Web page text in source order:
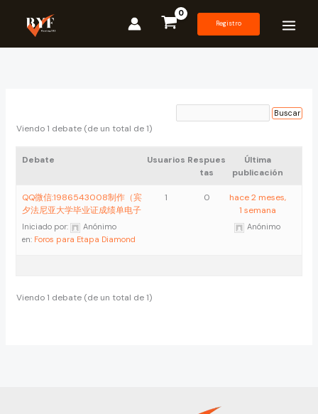
contenido
Registro
Viendo 1 debate (de un total de 1)
Debate Usuarios Respues
tas
Última
publicación
QQ微信:1986543008制作（宾
夕法尼亚大学毕业证成绩单电子
Iniciado por:
Anónimo
en: Foros para Etapa Diamond
1 0
hace 2 meses,
1 semana
Anónimo
Viendo 1 debate (de un total de 1)